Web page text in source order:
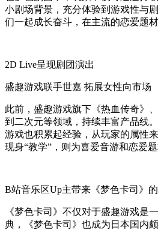
小剧场背景，充分体验到游戏性与
们一起成长奋斗，在主流的恋爱题
2D Live呈现剧团演出
盛趣游戏联手世嘉 拓展女性向市场
此前，盛趣游戏旗下《热血传奇》
到二次元等领域，持续丰富产品线
游戏也积累起经验，从玩家的属性
现身“教学”，则为喜爱音游和恋爱
B站音乐区Up主带来《梦色卡司》
《梦色卡司》不仅对于盛趣游戏
典，《梦色卡司》也成为日本国内